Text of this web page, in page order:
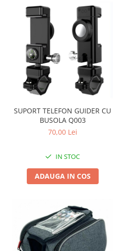
SUPORT TELEFON GUIDER CU
BUSOLA Q003
70,00 Lei
IN STOC
ADAUGA IN COS